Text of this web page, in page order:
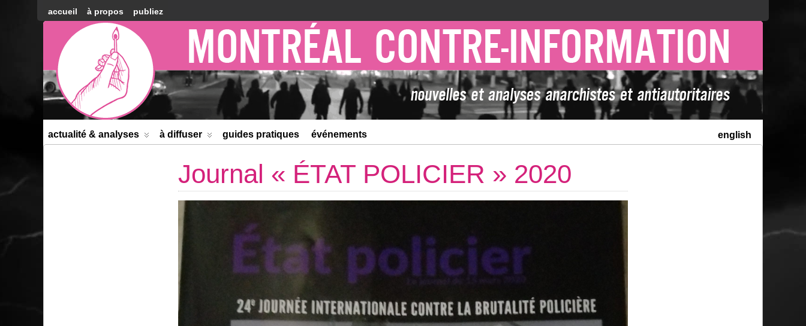
accueil à propos publiez
Montréal
Counter-
information
english
actualité & analyses à diffuser guides pratiques événements
Journal « ÉTAT POLICIER » 2020